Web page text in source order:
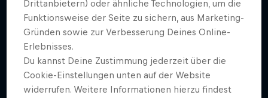
Drittanbietern) oder ähnliche Technologien, um die
Funktionsweise der Seite zu sichern, aus Marketing-
Gründen sowie zur Verbesserung Deines Online-
Erlebnisses.
Du kannst Deine Zustimmung jederzeit über die
Cookie-Einstellungen unten auf der Website
widerrufen. Weitere Informationen hierzu findest